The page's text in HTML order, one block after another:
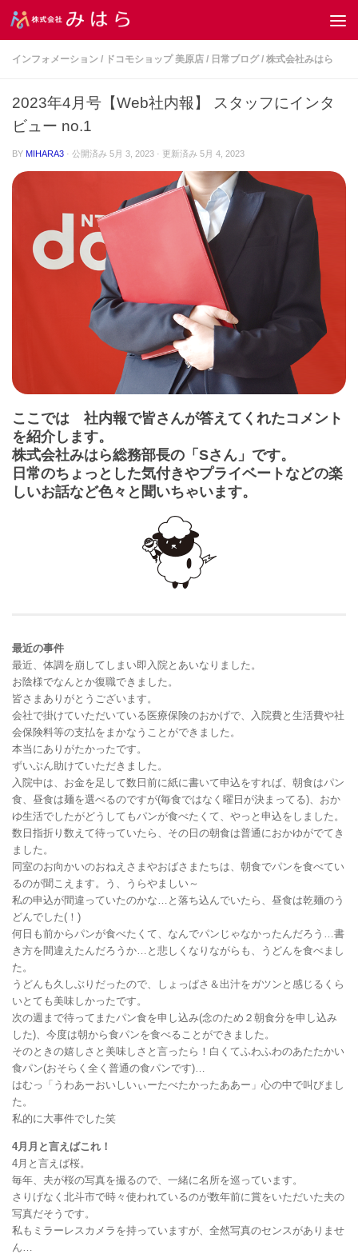
コンテンツへスキップ
インフォメーション / ドコモショップ 美原店 / 日常ブログ / 株式会社みはら
2023年4月号【Web社内報】 スタッフにインタ
ビュー no.1
BY MIHARA3 · 公開済み 5月 3, 2023 · 更新済み 5月 4, 2023
ここでは 社内報で皆さんが答えてくれたコメント
を紹介します。
株式会社みはら総務部長の「Sさん」です。
日常のちょっとした気付きやプライベートなどの楽
しいお話など色々と聞いちゃいます。
最近の事件
最近、体調を崩してしまい即入院とあいなりました。
お陰様でなんとか復職できました。
皆さまありがとうございます。
会社で掛けていただいている医療保険のおかげで、入院費と生活費や社
会保険料等の支払をまかなうことができました。
本当にありがたかったです。
ずいぶん助けていただきました。
入院中は、お金を足して数日前に紙に書いて申込をすれば、朝食はパン
食、昼食は麺を選べるのですが(毎食ではなく曜日が決まってる)、おか
ゆ生活でしたがどうしてもパンが食べたくて、やっと申込をしました。
数日指折り数えて待っていたら、その日の朝食は普通におかゆがでてき
ました。
同室のお向かいのおねえさまやおばさまたちは、朝食でパンを食べてい
るのが聞こえます。う、うらやましい～
私の申込が間違っていたのかな…と落ち込んでいたら、昼食は乾麺のう
どんでした(！)
何日も前からパンが食べたくて、なんでパンじゃなかったんだろう…書
き方を間違えたんだろうか…と悲しくなりながらも、うどんを食べまし
た。
うどんも久しぶりだったので、しょっぱさ＆出汁をガツンと感じるくら
いとても美味しかったです。
次の週まで待ってまたパン食を申し込み(念のため２朝食分を申し込み
した)、今度は朝から食パンを食べることができました。
そのときの嬉しさと美味しさと言ったら！白くてふわふわのあたたかい
食パン(おそらく全く普通の食パンです)…
はむっ「うわあーおいしいぃーたべたかったああー」心の中で叫びまし
た。
私的に大事件でした笑
4月月と言えばこれ！
4月と言えば桜。
毎年、夫が桜の写真を撮るので、一緒に名所を巡っています。
さりげなく北斗市で時々使われているのが数年前に賞をいただいた夫の
写真だそうです。
私もミラーレスカメラを持っていますが、全然写真のセンスがありませ
ん…